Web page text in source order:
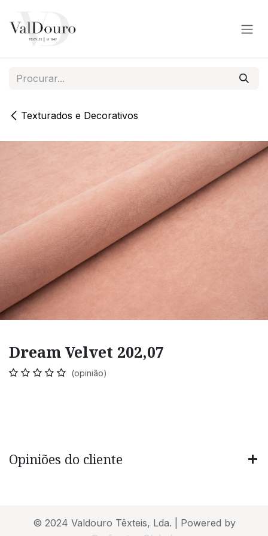
Texturados e Decorativos
Dream Velvet 202,07
(opinião)
Opiniões do cliente
© 2024 Valdouro Têxteis, Lda. | Powered by